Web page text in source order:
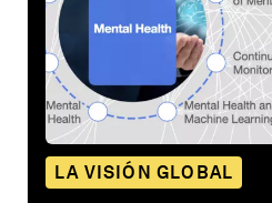
LA VISIÓN GLOBAL